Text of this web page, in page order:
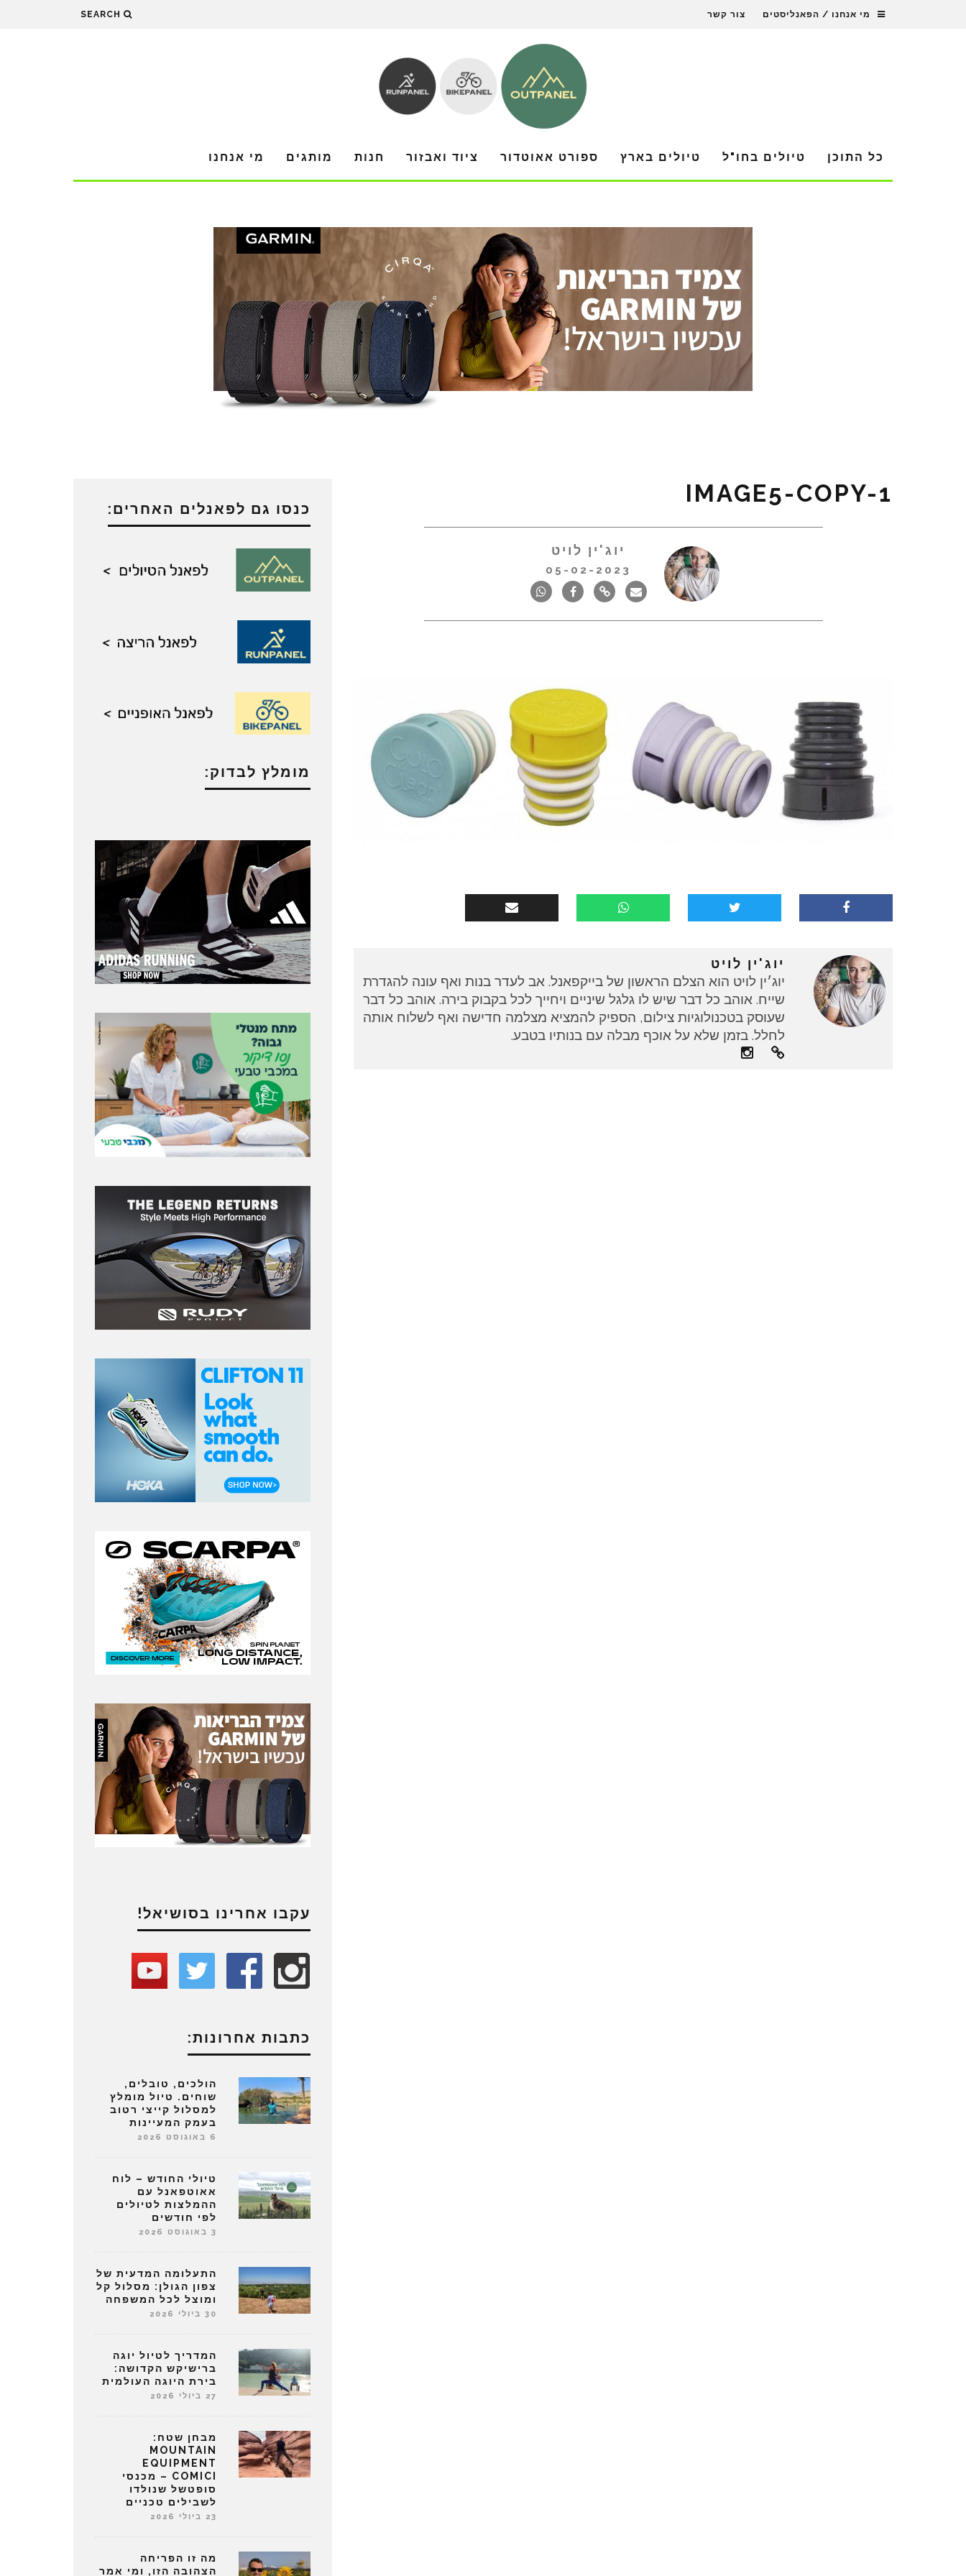
מי אנחנו / הפאנליסטים צור קשר SEARCH
כל התוכן טיולים בחו"ל טיולים בארץ ספורט אאוטדור ציוד ואבזור חנות מותגים מי אנחנו
IMAGE5-COPY-1
יוג'ין לויט
05-02-2023
יוג'ין לויט
יוג׳ין לויט הוא הצלם הראשון של בייקפאנל. אב לעדר בנות ואף עונה להגדרת
שייח. אוהב כל דבר שיש לו גלגל שיניים ויחייך לכל בקבוק בירה. אוהב כל דבר
שעוסק בטכנולוגיות צילום, הספיק להמציא מצלמה חדישה ואף לשלוח אותה
לחלל. בזמן שלא על אוכף מבלה עם בנותיו בטבע.
כנסו גם לפאנלים האחרים:
מומלץ לבדוק:
עקבו אחרינו בסושיאל!
כתבות אחרונות:
הולכים, טובלים,
שוחים. טיול מומלץ
למסלול קייצי רטוב
בעמק המעיינות
6 באוגוסט 2026
טיולי החודש – לוח
אאוטפאנל עם
ההמלצות לטיולים
לפי חודשים
3 באוגוסט 2026
התעלומה המדעית של
צפון הגולן: מסלול קל
ומוצל לכל המשפחה
30 ביולי 2026
המדריך לטיול יוגה
ברישיקש הקדושה:
בירת היוגה העולמית
27 ביולי 2026
מבחן שטח:
MOUNTAIN
EQUIPMENT
COMICI – מכנסי
סופטשל שנולדו
לשבילים טכניים
23 ביולי 2026
מה זו הפריחה
הצהובה הזו, ומי אמר